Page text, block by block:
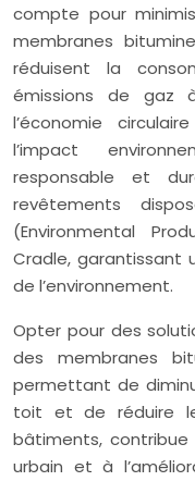
compte pour
membranes
réduisent la
émissions de gaz
l’économie
l’impact
responsable et
revêtements
(Environmental
Cradle, garantissant
de l’environnement.
Opter pour des
des membranes
permettant de
toit et de réduire
bâtiments,
urbain et à